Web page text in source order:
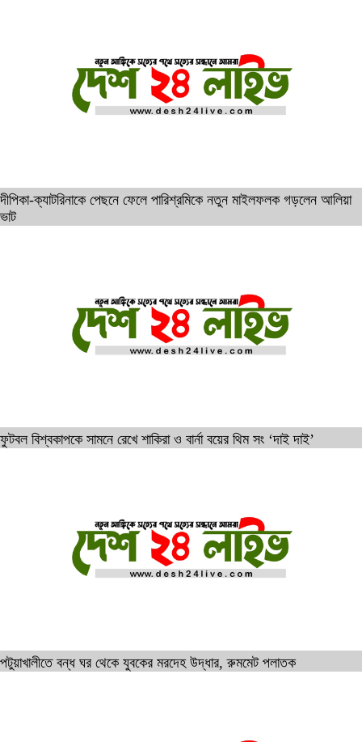
দীপিকা-ক্যাটরিনাকে পেছনে ফেলে পারিশ্রমিকে নতুন মাইলফলক গড়লেন আলিয়া
ভাট
ফুটবল বিশ্বকাপকে সামনে রেখে শাকিরা ও বার্না বয়ের থিম সং ‘দাই দাই’
পটুয়াখালীতে বন্ধ ঘর থেকে যুবকের মরদেহ উদ্ধার, রুমমেট পলাতক